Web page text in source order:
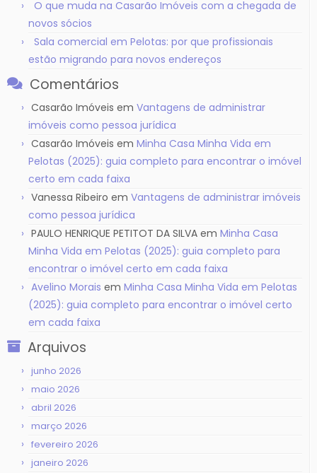
O que muda na Casarão Imóveis com a chegada de
novos sócios
Sala comercial em Pelotas: por que profissionais
estão migrando para novos endereços
Comentários
Casarão Imóveis em Vantagens de administrar
imóveis como pessoa jurídica
Casarão Imóveis em Minha Casa Minha Vida em
Pelotas (2025): guia completo para encontrar o imóvel
certo em cada faixa
Vanessa Ribeiro em Vantagens de administrar imóveis
como pessoa jurídica
PAULO HENRIQUE PETITOT DA SILVA em Minha Casa
Minha Vida em Pelotas (2025): guia completo para
encontrar o imóvel certo em cada faixa
Avelino Morais em Minha Casa Minha Vida em Pelotas
(2025): guia completo para encontrar o imóvel certo
em cada faixa
Arquivos
junho 2026
maio 2026
abril 2026
março 2026
fevereiro 2026
janeiro 2026